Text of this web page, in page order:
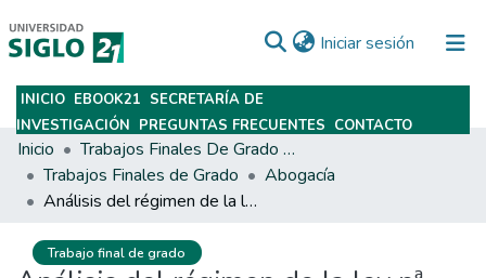
Iniciar sesión (current)
Subir
INICIO EBOOK21 SECRETARÍA DE
INVESTIGACIÓN PREGUNTAS FRECUENTES CONTACTO
Inicio
Trabajos Finales De Grado Y Posgrado
Trabajos Finales de Grado
Abogacía
Análisis del régimen de la ley nª 26.944 de responsabilidad estatal
Trabajo final de grado